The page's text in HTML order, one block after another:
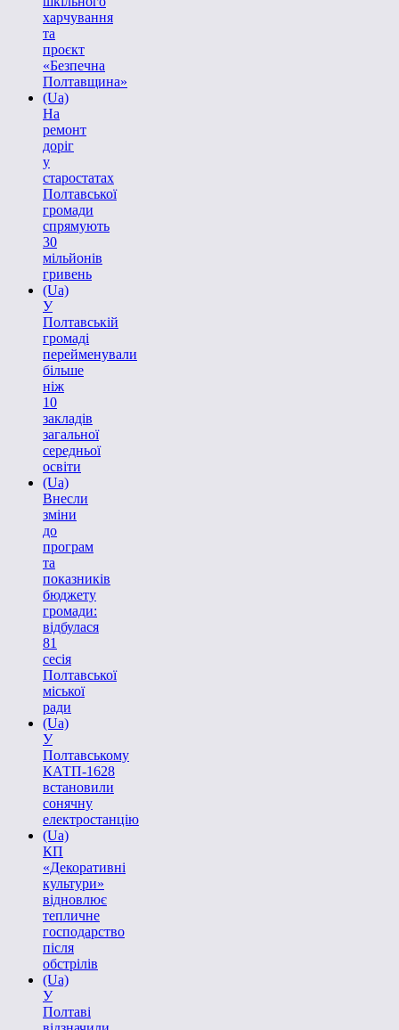
харчування
та
проєкт
«Безпечна
Полтавщина»
(Ua)
На
ремонт
доріг
у
старостатах
Полтавської
громади
спрямують
30
мільйонів
гривень
(Ua)
У
Полтавській
громаді
перейменували
більше
ніж
10
закладів
загальної
середньої
освіти
(Ua)
Внесли
зміни
до
програм
та
показників
бюджету
громади:
відбулася
81
сесія
Полтавської
міської
ради
(Ua)
У
Полтавському
КАТП-1628
встановили
сонячну
електростанцію
(Ua)
КП
«Декоративні
культури»
відновлює
тепличне
господарство
після
обстрілів
(Ua)
У
Полтаві